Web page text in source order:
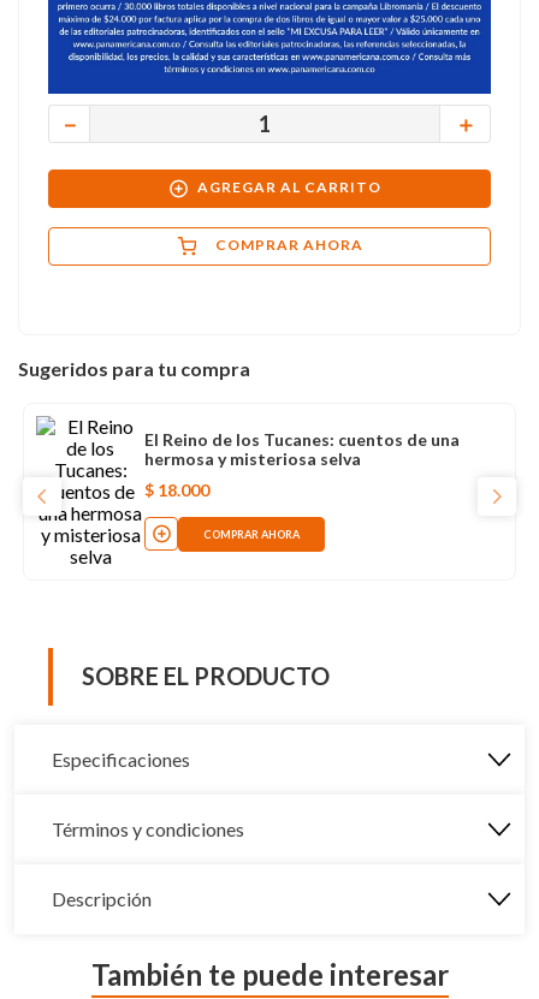
＋
－
AGREGAR AL CARRITO
COMPRAR AHORA
Sugeridos para tu compra
El Reino de los Tucanes: cuentos de una
hermosa y misteriosa selva
$ 18.000
COMPRAR AHORA
SOBRE EL PRODUCTO
Especificaciones
Términos y condiciones
Descripción
También te puede interesar